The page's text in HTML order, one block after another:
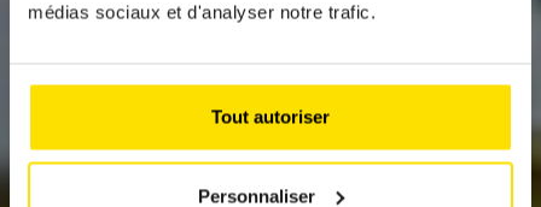
médias sociaux et d'analyser notre trafic.
Tout autoriser
Personnaliser
LEASING : CE QU’IL
FAUT SAVOIR